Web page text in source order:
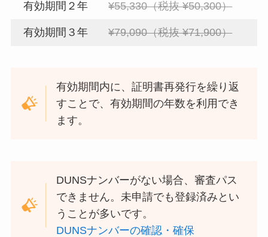
有効期間２年 ¥55,330（税抜 ¥50,300）
有効期間３年 ¥79,090（税抜 ¥71,900）
有効期間内に、証明書再発行を繰り返
すことで、有効期間の年数を利用でき
ます。
DUNSナンバーがない場合、審査パス
できません。未申請でも登録済みとい
うことが多いです。
DUNSナンバーの確認・確保